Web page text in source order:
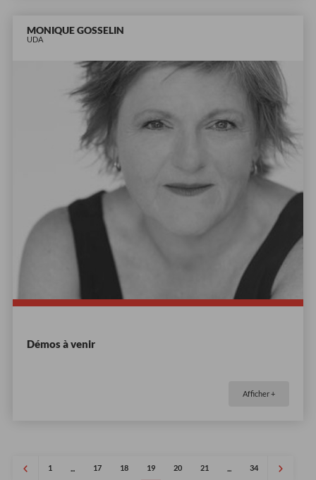
MONIQUE GOSSELIN
UDA
Démos à venir
Afficher +
1 ... 17 18 19 20 21 ... 34